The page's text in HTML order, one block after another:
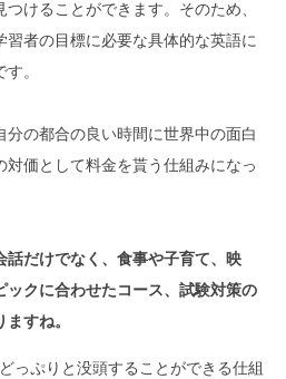
けることができます。そのため、
者の目標に必要な具体的な英語に
。
の都合の良い時間に世界中の面白
価として料金を貰う仕組みになっ
だけでなく、食事や子育て、映
ックに合わせたコース、試験対策の
すね。
っぷりと没頭することができる仕組